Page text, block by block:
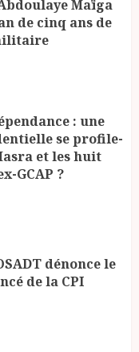
Maïga
de cinq ans de
: une
se profile-
et les huit
GCAP ?
dénonce le
de la CPI